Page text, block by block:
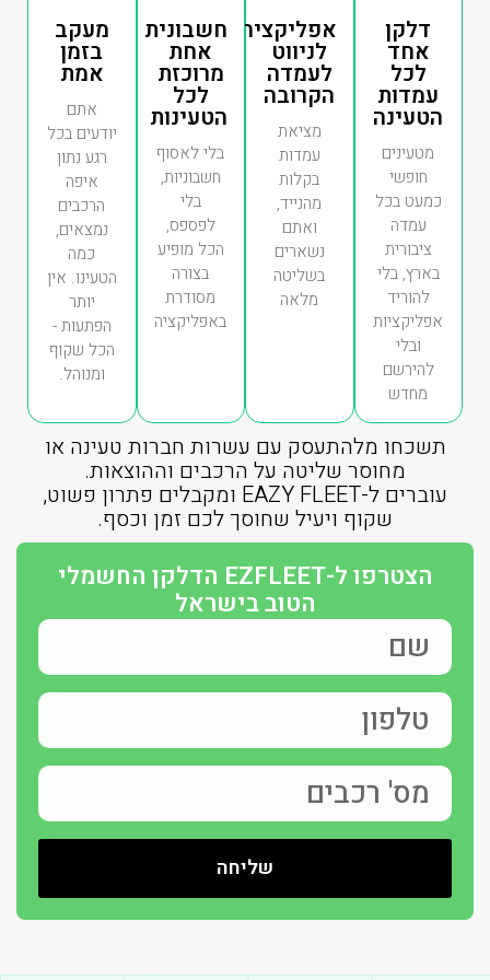
דלקן
אחד
לכל
עמדות
הטעינה
מטעינים
חופשי
כמעט בכל
עמדה
ציבורית
בארץ, בלי
להוריד
אפליקציות
ובלי
להירשם
מחדש
אפליקציה
לניווט
לעמדה
הקרובה
מציאת
עמדות
בקלות
מהנייד,
ואתם
נשארים
בשליטה
מלאה
חשבונית
אחת
מרוכזת
לכל
הטעינות
בלי לאסוף
חשבוניות,
בלי
לפספס,
הכל מופיע
בצורה
מסודרת
באפליקציה
מעקב
בזמן
אמת
אתם
יודעים בכל
רגע נתון
איפה
הרכבים
נמצאים,
כמה
הטעינו. אין
יותר
הפתעות -
הכל שקוף
ומנוהל.
תשכחו מלהתעסק עם עשרות חברות טעינה או
מחוסר שליטה על הרכבים וההוצאות.
עוברים ל-EAZY FLEET ומקבלים פתרון פשוט,
שקוף ויעיל שחוסך לכם זמן וכסף.
הצטרפו ל-EZFLEET הדלקן החשמלי
הטוב בישראל
שליחה